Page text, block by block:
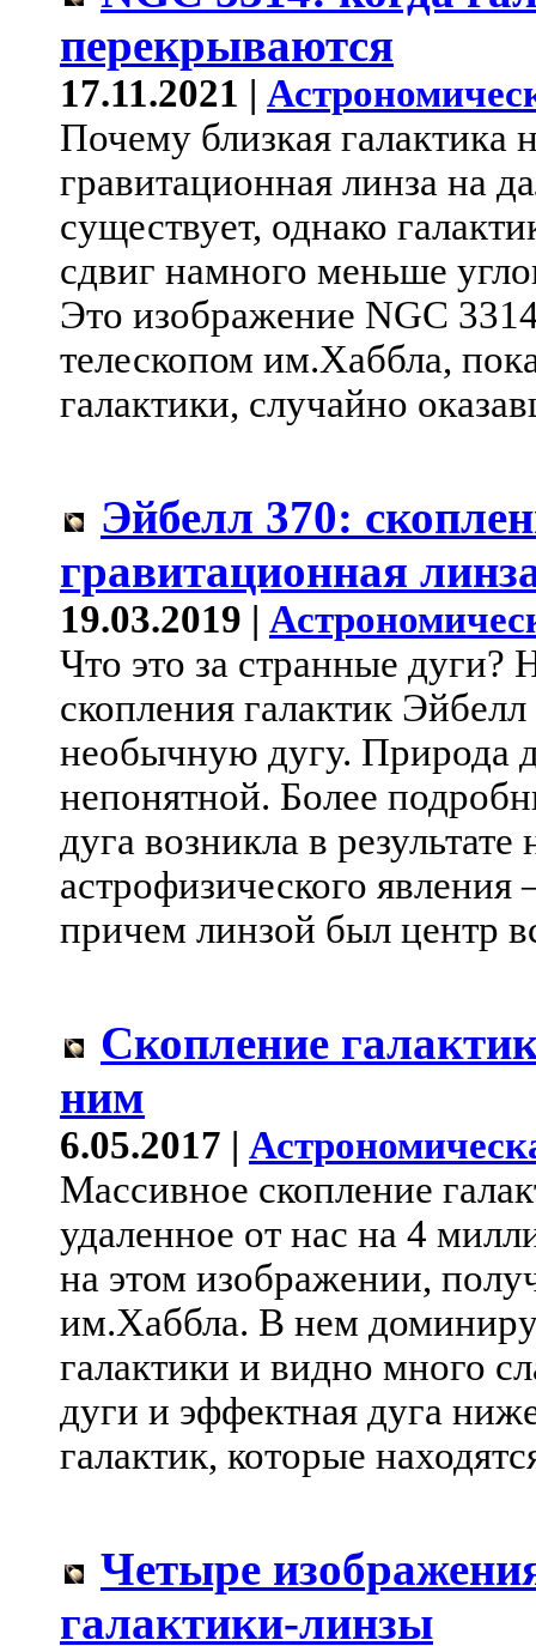
перекрываются
17.11.2021 |
Почему близкая галактика
гравитационная линза на
существует, однако
сдвиг намного меньше
Это изображение NGC
телескопом им.Хаббла,
галактики, случайно
Эйбелл 370:
гравитационная
19.03.2019 |
Что это за странные дуги?
скопления галактик
необычную дугу. Природа
непонятной. Более
дуга возникла в
астрофизического
причем линзой был центр
Скопление
ним
6.05.2017 |
Массивное скопление
удаленное от нас на 4
на этом изображении,
им.Хаббла. В нем
галактики и видно много
дуги и эффектная дуга
галактик, которые
Четыре
галактики-линзы